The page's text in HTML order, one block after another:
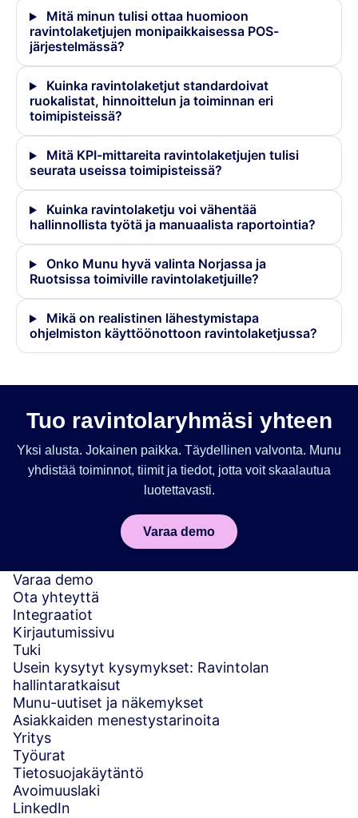
Mitä minun tulisi ottaa huomioon
ravintolaketjujen monipaikkaisessa POS-
järjestelmässä?
Kuinka ravintolaketjut standardoivat
ruokalistat, hinnoittelun ja toiminnan eri
toimipisteissä?
Mitä KPI-mittareita ravintolaketjujen tulisi
seurata useissa toimipisteissä?
Kuinka ravintolaketju voi vähentää
hallinnollista työtä ja manuaalista raportointia?
Onko Munu hyvä valinta Norjassa ja
Ruotsissa toimiville ravintolaketjuille?
Mikä on realistinen lähestymistapa
ohjelmiston käyttöönottoon ravintolaketjussa?
Tuo ravintolaryhmäsi yhteen
Yksi alusta. Jokainen paikka. Täydellinen valvonta. Munu
yhdistää toiminnot, tiimit ja tiedot, jotta voit skaalautua
luotettavasti.
Varaa demo
Varaa demo
Ota yhteyttä
Integraatiot
Kirjautumissivu
Tuki
Usein kysytyt kysymykset: Ravintolan
hallintaratkaisut
Munu-uutiset ja näkemykset
Asiakkaiden menestystarinoita
Yritys
Työurat
Tietosuojakäytäntö
Avoimuuslaki
LinkedIn